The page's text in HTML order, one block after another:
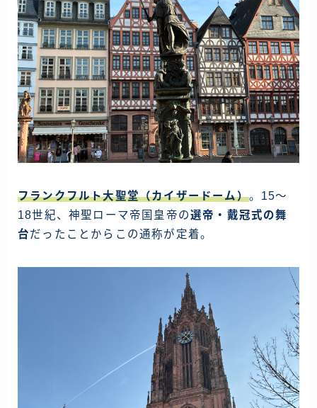
フランクフルト大聖堂（カイザードーム）。15〜
18世紀、神聖ローマ帝国皇帝の選帝・戴冠式の舞
台だったことからこの通称が定着。